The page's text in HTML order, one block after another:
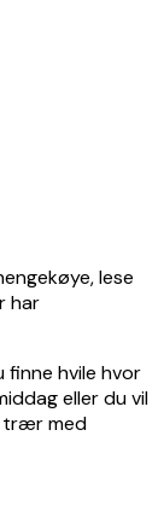
lese
har
finne hvile hvor
eller du vil
trær med